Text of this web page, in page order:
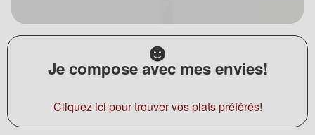
Je compose avec mes envies!
Cliquez ici pour trouver vos plats préférés!